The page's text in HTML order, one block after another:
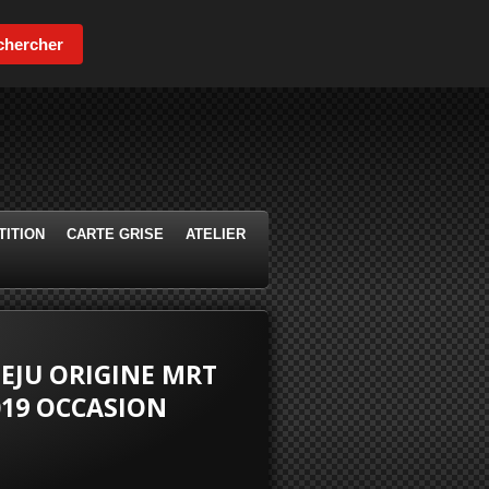
CARTE GRISE ATELIER
ORIGINE MRT
OCCASION